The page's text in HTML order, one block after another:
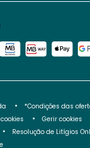
*Condições das
Gerir cookies
Resolução de Litígios